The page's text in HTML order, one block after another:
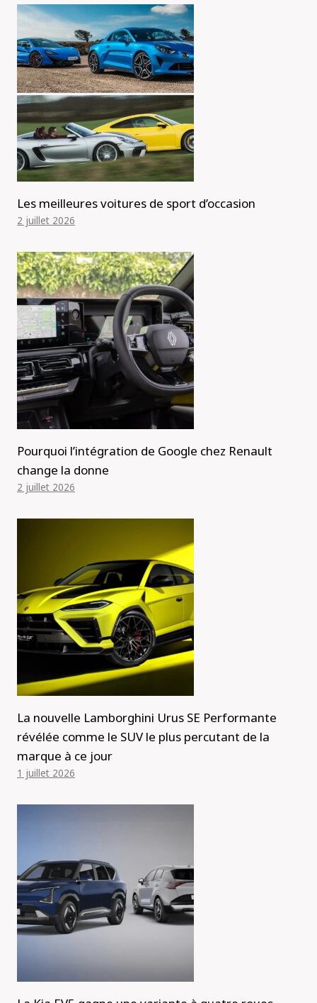
Les meilleures voitures de sport d’occasion
2 juillet 2026
Pourquoi l’intégration de Google chez Renault
change la donne
2 juillet 2026
La nouvelle Lamborghini Urus SE Performante
révélée comme le SUV le plus percutant de la
marque à ce jour
1 juillet 2026